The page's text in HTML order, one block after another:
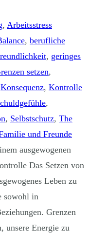
, Arbeitsstress
, berufliche
, geringes
setzen,
Konsequenz, Kontrolle
,
, Selbstschutz, The
und Freunde
ausgewogenen
Das Setzen von
Leben zu
sowohl in
Grenzen
unsere Energie zu